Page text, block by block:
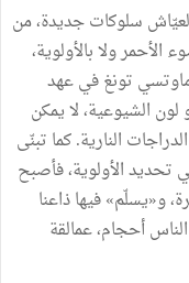
سلوكات جديدة، من
ولا بالأولوية،
تونغ في عهد
لون الشيوعية، لا يمكن
النارية. كما تبنّى
تحديد الأولوية، فأصبح
و«يسلّم» فيها ذاعنا
أحجام، عمالقة